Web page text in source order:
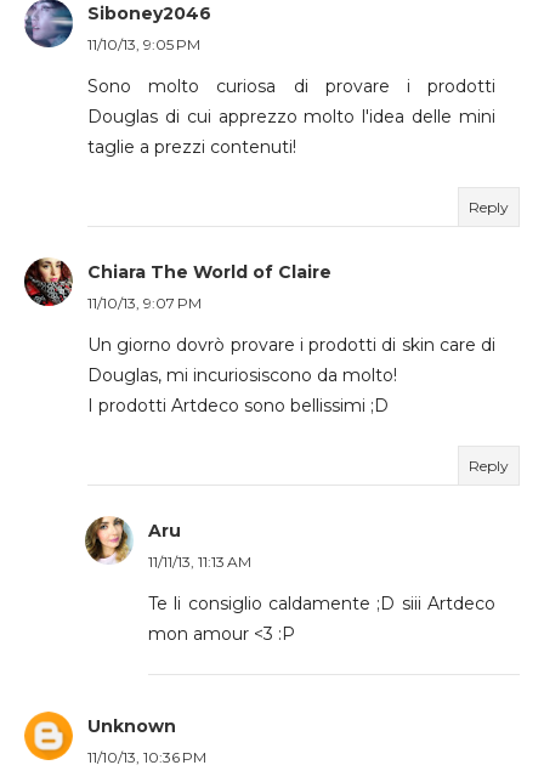
Siboney2046
11/10/13, 9:05 PM
Sono molto curiosa di provare i prodotti
Douglas di cui apprezzo molto l'idea delle mini
taglie a prezzi contenuti!
Reply
Chiara The World of Claire
11/10/13, 9:07 PM
Un giorno dovrò provare i prodotti di skin care di
Douglas, mi incuriosiscono da molto!
I prodotti Artdeco sono bellissimi ;D
Reply
Aru
11/11/13, 11:13 AM
Te li consiglio caldamente ;D siii Artdeco
mon amour <3 :P
Unknown
11/10/13, 10:36 PM